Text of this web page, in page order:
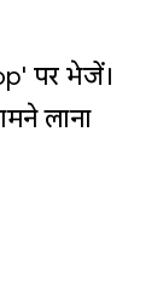
पर भेजें।
लाना